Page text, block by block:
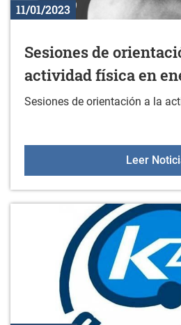
11/01/2023
Sesiones de
actividad física en
Sesiones de orientación a la
Leer